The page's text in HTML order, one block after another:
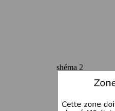
shéma 2